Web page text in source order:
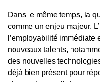
Dans le même temps, la
comme un enjeu majeur.
l’employabilité immédiate
nouveaux talents,
des nouvelles
déjà bien présent pour